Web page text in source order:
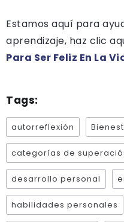
Estamos aquí para
aprendizaje, haz clic
Para Ser Feliz En La
Tags:
autorreflexión
categorías de
desarrollo personal
habilidades personales